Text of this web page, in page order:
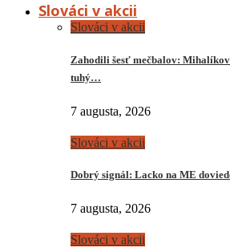
Slováci v akcii
Slováci v akcii
Zahodili šesť mečbalov:
tuhý…
7 augusta, 2026
Slováci v akcii
Dobrý signál: Lacko na ME
7 augusta, 2026
Slováci v akcii